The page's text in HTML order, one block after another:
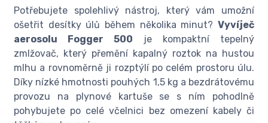
Potřebujete spolehlivý nástroj, který vám umožní
ošetřit desítky úlů během několika minut? Vyvíječ
aerosolu Fogger 500 je kompaktní tepelný
zmlžovač, který přemění kapalný roztok na hustou
mlhu a rovnoměrně ji rozptýlí po celém prostoru úlu.
Díky nízké hmotnosti pouhých 1,5 kg a bezdrátovému
provozu na plynové kartuše se s ním pohodlně
pohybujete po celé včelnici bez omezení kabely či